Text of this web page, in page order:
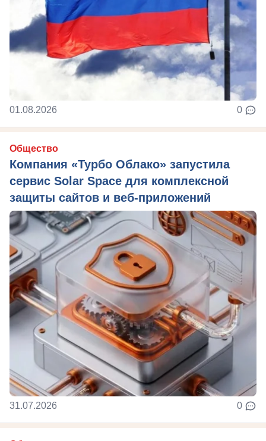
01.08.2026 0
Общество
Компания «Турбо Облако» запустила
сервис Solar Space для комплексной
защиты сайтов и веб-приложений
31.07.2026 0